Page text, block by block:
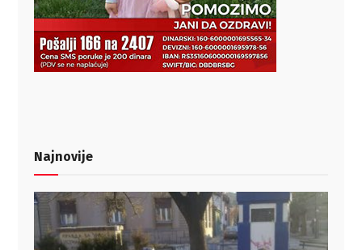
Najnovije